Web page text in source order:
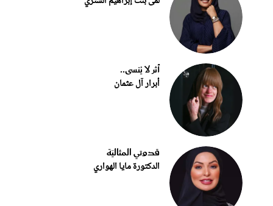
أثر لا يُنسى..
أبرار آل عثمان
قدوتي المثاليّة
الدكتورة مايا الهواري